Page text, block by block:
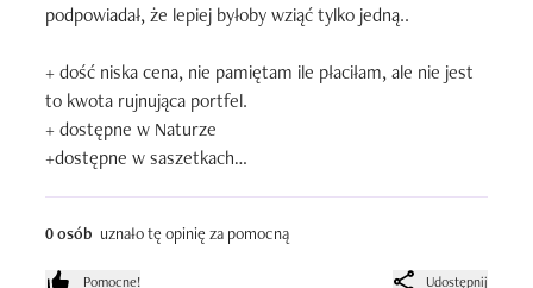
podpowiadał, że lepiej byłoby wziąć tylko jedną..
+ dość niska cena, nie pamiętam ile płaciłam, ale nie jest
to kwota rujnująca portfel.
+ dostępne w Naturze
+dostępne w saszetkach
w moim przypadku zostawiała włosy szorstkie, matowe,
ogólnie nieprzyjemne i takie jakieś \'fuj\'. Produkt ma też
0 osób uznało tę opinię za pomocną
Pomocne! Udostępnij